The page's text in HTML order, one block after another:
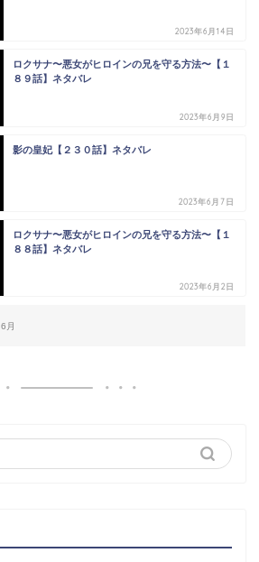
2023年6月14日
ロクサナ〜悪女がヒロインの兄を守る方法〜【１
８９話】ネタバレ
2023年6月9日
影の皇妃【２３０話】ネタバレ
2023年6月7日
ロクサナ〜悪女がヒロインの兄を守る方法〜【１
８８話】ネタバレ
2023年6月2日
6月